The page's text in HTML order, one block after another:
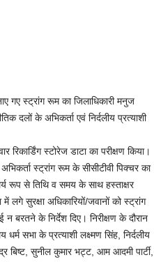
गए स्ट्रांग रूम का जिलाधिकारी मनुज
दलों के अभिकर्ता एवं निर्दलीय प्रत्याशी
रिकार्डिंग स्टोरेज डाटा का परीक्षण किया।
स्ट्रांग रूम के सीसीटीवी पिक्चर का
रूप से तिथि व समय के साथ हस्ताक्षर
लगे सुरक्षा अधिकारियों/जवानों को स्ट्रांग
बरतने के निर्देश दिए। निरीक्षण के दौरान
धर्म सभा के प्रत्याशी लक्ष्मण सिंह, निर्दलीय
बिष्ट, सुनील कुमार भट्ट, आम आदमी पार्टी,